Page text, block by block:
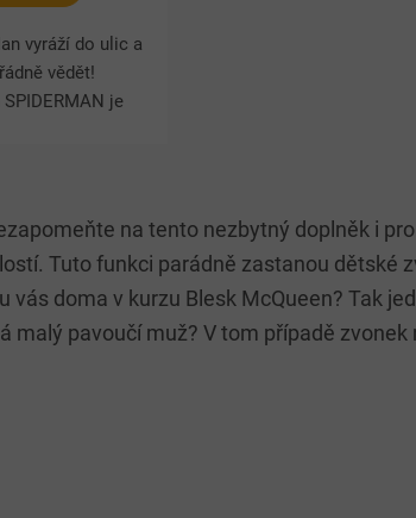
vyráží do ulic a
vědět!
je
l
á
d
a
c
í
na tento nezbytný doplněk i
Tuto funkci parádně zastanou dětské
doma v kurzu Blesk McQueen? Tak
malý pavoučí muž? V tom případě zvonek